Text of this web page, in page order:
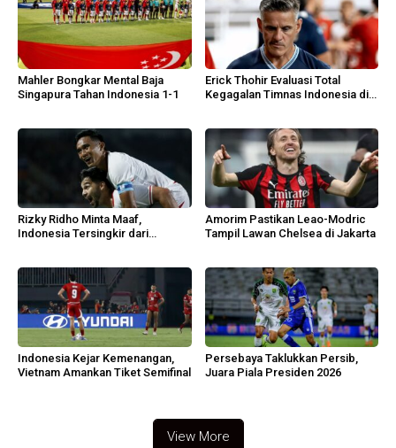
Mahler Bongkar Mental Baja
Singapura Tahan Indonesia 1-1
Erick Thohir Evaluasi Total
Kegagalan Timnas Indonesia di
Rizky Ridho Minta Maaf,
Indonesia Tersingkir dari
Amorim Pastikan Leao-Modric
Tampil Lawan Chelsea di Jakarta
Indonesia Kejar Kemenangan,
Vietnam Amankan Tiket Semifinal
Persebaya Taklukkan Persib,
Juara Piala Presiden 2026
View More